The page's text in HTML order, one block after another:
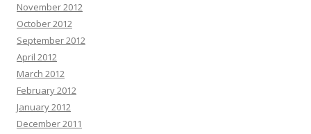
November 2012
October 2012
September 2012
April 2012
March 2012
February 2012
January 2012
December 2011